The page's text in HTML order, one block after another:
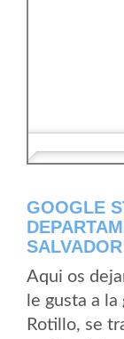
GOOGLE
SALVADOR
Aqui os
le gusta a
Rotillo, se